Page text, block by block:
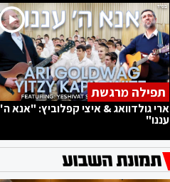
תפילה מרגשת
ארי גולדוואג & איצי קפלוביץ: "אנא ה'
עננו"